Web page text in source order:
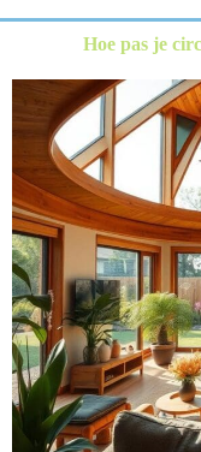
Hoe pas je